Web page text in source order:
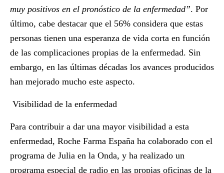
muy positivos en el pronóstico de la enfermedad”. Por
último, cabe destacar que el 56% considera que estas
personas tienen una esperanza de vida corta en función
de las complicaciones propias de la enfermedad. Sin
embargo, en las últimas décadas los avances producidos
han mejorado mucho este aspecto.
Visibilidad de la enfermedad
Para contribuir a dar una mayor visibilidad a esta
enfermedad, Roche Farma España ha colaborado con el
programa de Julia en la Onda, y ha realizado un
programa especial de radio en las propias oficinas de la